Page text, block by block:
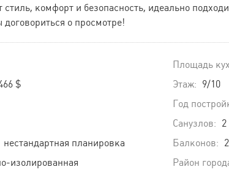
стиль, комфорт и безопасность, идеально
договориться о просмотре!
$
нестандартная планировка
изолированная
Площадь
Этаж: 9/10
Год
Санузлов: 2
Балконов: 2
Район